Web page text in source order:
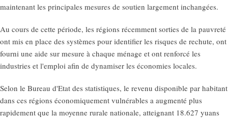
maintenant les principales mesures de soutien largement inchangées.
Au cours de cette période, les régions récemment sorties de la pauvreté
ont mis en place des systèmes pour identifier les risques de rechute, ont
fourni une aide sur mesure à chaque ménage et ont renforcé les
industries et l'emploi afin de dynamiser les économies locales.
Selon le Bureau d'Etat des statistiques, le revenu disponible par habitant
dans ces régions économiquement vulnérables a augmenté plus
rapidement que la moyenne rurale nationale, atteignant 18.627 yuans